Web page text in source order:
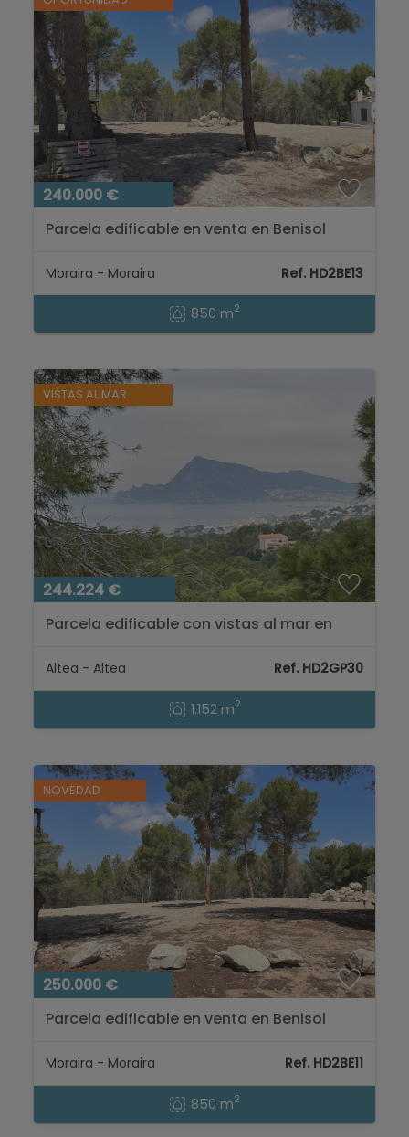
240.000 €
Parcela edificable en venta en Benisol
Moraira - Moraira Ref. HD2BE13
850 m2
VISTAS AL MAR
244.224 €
Parcela edificable con vistas al mar en
Costa Blanca...
Altea - Altea Ref. HD2GP30
1.152 m2
NOVEDAD
250.000 €
Parcela edificable en venta en Benisol
Moraira - Moraira Ref. HD2BE11
850 m2